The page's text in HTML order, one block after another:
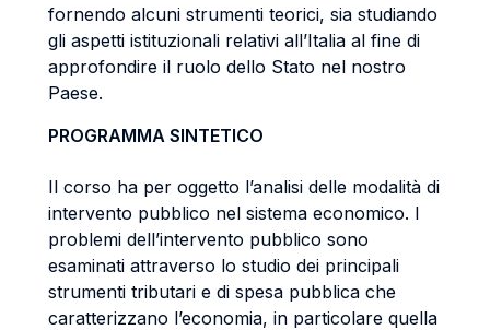
fornendo alcuni strumenti teorici, sia studiando
gli aspetti istituzionali relativi all’Italia al fine di
approfondire il ruolo dello Stato nel nostro
Paese.
PROGRAMMA SINTETICO
Il corso ha per oggetto l’analisi delle modalità di
intervento pubblico nel sistema economico. I
problemi dell’intervento pubblico sono
esaminati attraverso lo studio dei principali
strumenti tributari e di spesa pubblica che
caratterizzano l’economia, in particolare quella